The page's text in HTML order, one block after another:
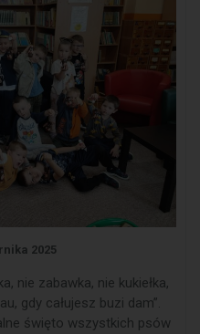
2025
nie zabawka, nie kukiełka,
gdy całujesz buzi dam”.
święto wszystkich psów